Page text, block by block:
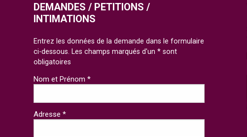
DEMANDES / PETITIONS /
INTIMATIONS
Entrez les données de la demande dans le formulaire
ci-dessous. Les champs marqués d'un * sont
obligatoires
Nom et Prénom *
Adresse *